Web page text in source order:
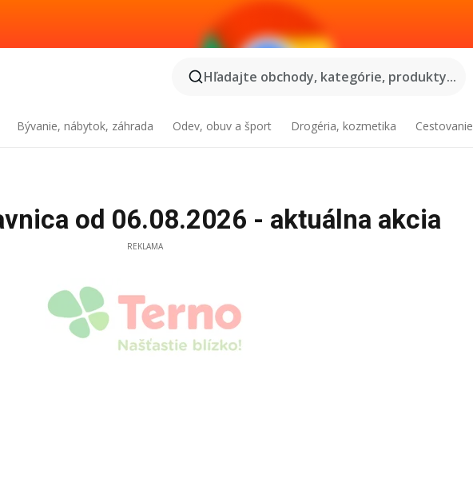
Hľadajte obchody, kategórie, produkty...
Bývanie, nábytok, záhrada Odev, obuv a šport Drogéria, kozmetika Cestovanie
od 06.08.2026 - aktuálna akcia
REKLAMA